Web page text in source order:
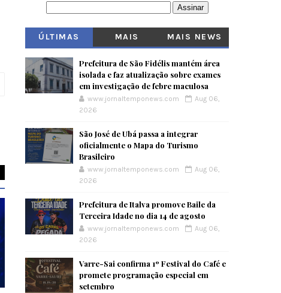
ÚLTIMAS
MAIS
MAIS NEWS
Prefeitura de São Fidélis mantém área
isolada e faz atualização sobre exames
em investigação de febre maculosa
www.jornaltemponews.com
Aug 06,
2026
São José de Ubá passa a integrar
oficialmente o Mapa do Turismo
Brasileiro
www.jornaltemponews.com
Aug 06,
2026
Prefeitura de Italva promove Baile da
Terceira Idade no dia 14 de agosto
www.jornaltemponews.com
Aug 06,
2026
Varre-Sai confirma 1º Festival do Café e
promete programação especial em
setembro